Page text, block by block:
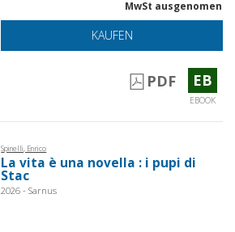
MwSt ausgenomen
KAUFEN
PDF EB
EBOOK
Spinelli, Enrico
La vita è una novella : i pupi di
Stac
2026 - Sarnus